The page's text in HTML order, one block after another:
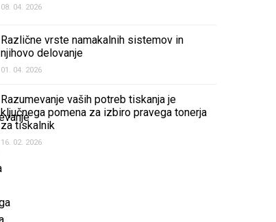
08. 04. 2026
Različne vrste namakalnih sistemov in
njihovo delovanje
01. 04. 2026
Razumevanje vaših potreb tiskanja je
ključnega pomena za izbiro pravega tonerja
za tiskalnik
16. 02. 2026